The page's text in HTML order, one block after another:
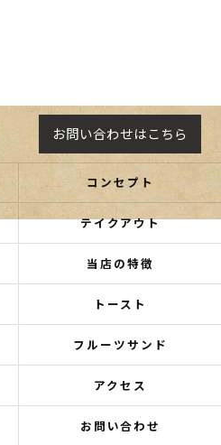
お問い合わせはこちら
コンセプト
テイクアウト
当店の特徴
トースト
フルーツサンド
アクセス
お問い合わせ